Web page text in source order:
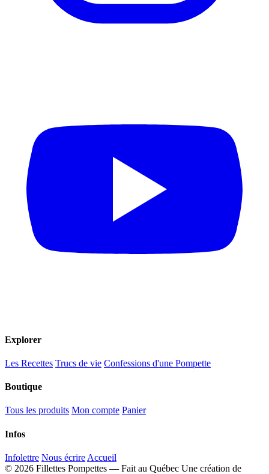
Explorer
Les Recettes Trucs de vie Confessions d'une Pompette
Boutique
Tous les produits Mon compte Panier
Infos
Infolettre Nous écrire Accueil
© 2026 Fillettes Pompettes — Fait au Québec Une création de